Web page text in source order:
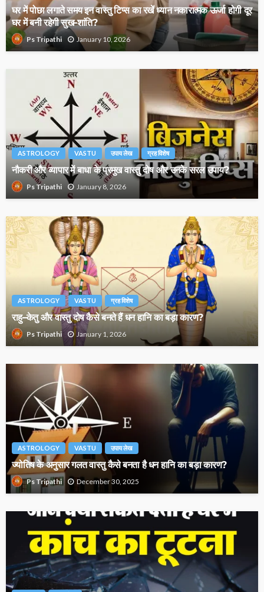
घर में पोछा लगाते समय इन वास्तु टिप्स का रखें ध्यान नकारात्मक ऊर्जा होगी दूर
घर में बनी रहेगी सुख-शांति?
Ps Tripathi January 10, 2026
ASTROLOGY VASTU उपाय लेख ग्रह विशेष
नौकरी और व्यापार में बाधा के प्रमुख वास्तु दोष और उनके सरल उपाय?
Ps Tripathi January 8, 2026
ASTROLOGY VASTU ग्रह विशेष
राहु–केतु और वास्तु दोष कैसे बनते हैं धन हानि का बड़ा कारण?
Ps Tripathi January 1, 2026
ASTROLOGY VASTU उपाय लेख
ज्योतिष के अनुसार गलत वास्तु कैसे बनता है धन हानि का बड़ा कारण?
Ps Tripathi December 30, 2025